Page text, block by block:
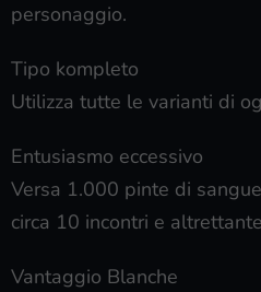
personaggio.
Tipo kompleto
Utilizza tutte le varianti di
Entusiasmo eccessivo
Versa 1.000 pinte di
circa 10 incontri e
Vantaggio Blanche